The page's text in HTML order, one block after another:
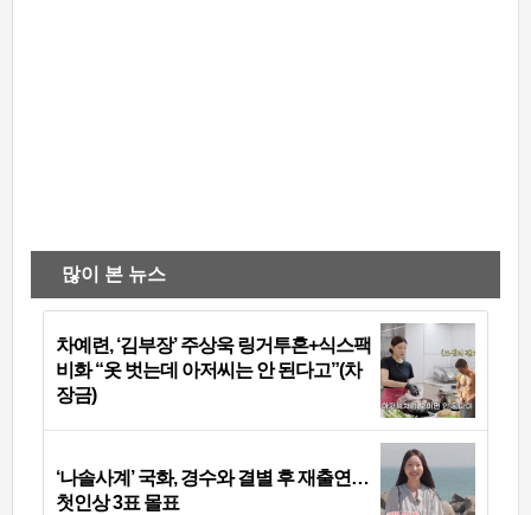
많이 본 뉴스
차예련, ‘김부장’ 주상욱 링거투혼+식스팩
비화 “옷 벗는데 아저씨는 안 된다고”(차
장금)
‘나솔사계’ 국화, 경수와 결별 후 재출연…
첫인상 3표 몰표